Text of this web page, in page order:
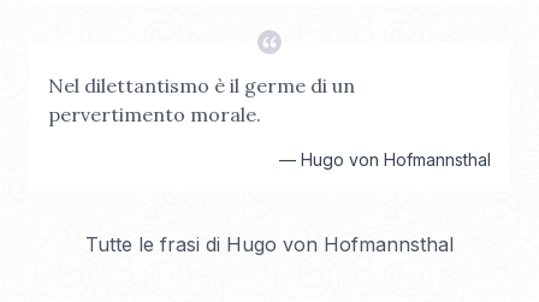
Nel dilettantismo è il germe di un
pervertimento morale.
— Hugo von Hofmannsthal
Tutte le frasi di Hugo von Hofmannsthal